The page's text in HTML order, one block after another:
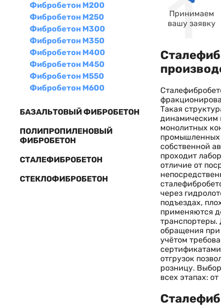
Фибробетон М200
Фибробетон М250
Фибробетон М300
Фибробетон М350
Фибробетон М400
Фибробетон М450
Фибробетон М550
Фибробетон М600
БАЗАЛЬТОВЫЙ ФИБРОБЕТОН
ПОЛИПРОПИЛЕНОВЫЙ
ФИБРОБЕТОН
СТАЛЕФИБРОБЕТОН
СТЕКЛОФИБРОБЕТОН
Принимаем
вашу заявку
Такая
динамическим
монолитных
промышленных
собственной
проходит
отличие от
через
подъездах,
применяются
транспортеры.
обращения при
учётом
отгрузок
розницу.
всех этапах: